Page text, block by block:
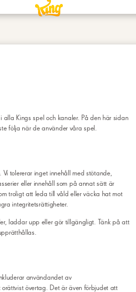
alla Kings spel och kanaler. På den här sidan
följa när de använder våra spel.
tolererar inget innehåll med stötande,
eller innehåll som på annat sätt är
troligt att leda till våld eller väcka hat mot
integritetsrättigheter.
laddar upp eller gör tillgängligt. Tänk på att
användandet av
övertag. Det är även förbjudet att